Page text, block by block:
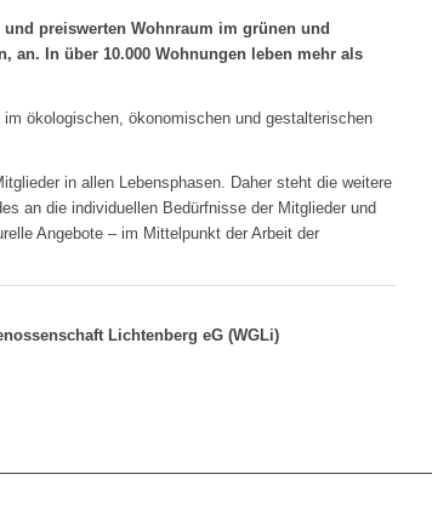
preiswerten Wohnraum im grünen und
an. In über 10.000 Wohnungen leben mehr als
ökologischen, ökonomischen und gestalterischen
in allen Lebensphasen. Daher steht die weitere
an die individuellen Bedürfnisse der Mitglieder und
Angebote – im Mittelpunkt der Arbeit der
Lichtenberg eG (WGLi)